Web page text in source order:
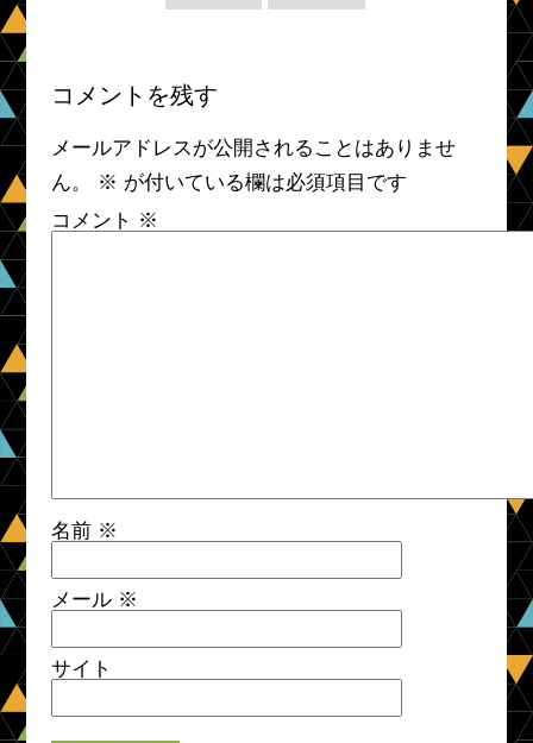
コメントを残す
メールアドレスが公開されることはありませ
ん。
※ が付いている欄は必須項目です
コメント ※
名前 ※
メール ※
サイト